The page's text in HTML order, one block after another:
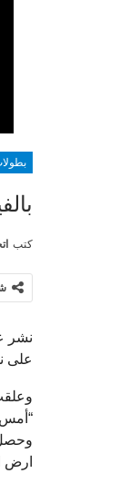
كتب
نشر
على
“أمس
وحصل
ارض